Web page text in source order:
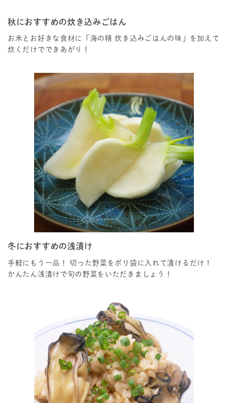
秋におすすめの炊き込みごはん
お米とお好きな食材に「海の精 炊き込みごはんの味」を加えて
炊くだけでできあがり！
冬におすすめの浅漬け
手軽にもう一品！ 切った野菜をポリ袋に入れて漬けるだけ！
かんたん浅漬けで旬の野菜をいただきましょう！